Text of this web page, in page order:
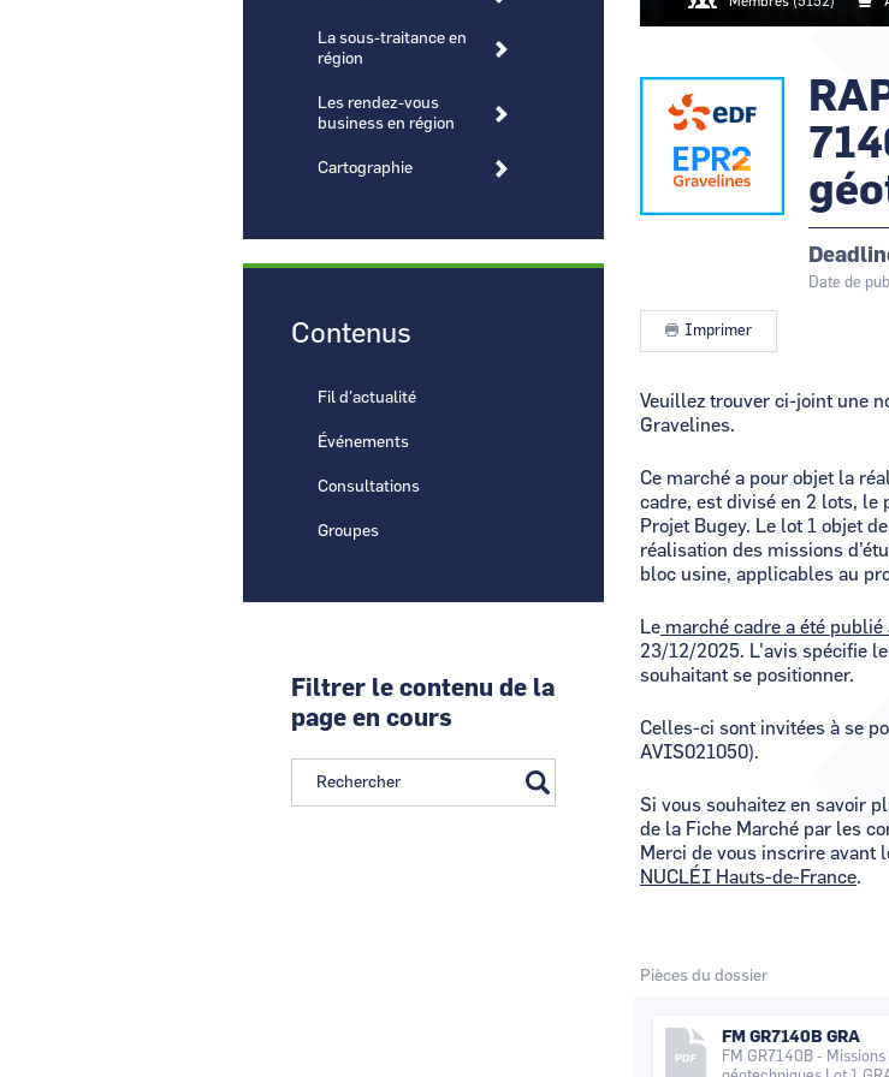
Pays de la Loire
Eiffage Génie Civil -
GANIL
La sous-traitance en
région
Normandie
Occitanie
Les rendez-vous
business en région
France
d’Affaires de
Normandie
Cartographie
Contenus
Fil d'actualité
Événements
Consultations
Groupes
Filtrer le contenu de la
page en cours
Logo
Image
Date de
Imprimer
Contenu
Veuillez trouver ci-joint une
Gravelines.
Ce marché a pour objet la
cadre, est divisé en 2 lots, le
Projet Bugey. Le lot 1 objet
réalisation des missions
bloc usine, applicables au
Le marché cadre a été
23/12/2025. L'avis spécifie
souhaitant se positionner.
Celles-ci sont invitées à se
AVIS021050).
Si vous souhaitez en savoir
de la Fiche Marché par les
Merci de vous inscrire
NUCLÉI Hauts-de-France.
Pièces du dossier
FM GR7140B GRA
FM GR7140B -